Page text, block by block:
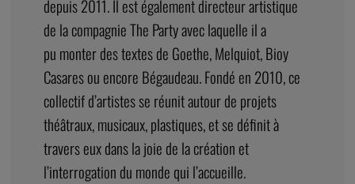
depuis 2011. Il est également directeur artistique
de la compagnie The Party avec laquelle il a
pu monter des textes de Goethe, Melquiot, Bioy
Casares ou encore Bégaudeau. Fondé en 2010, ce
collectif d’artistes se réunit autour de projets
théâtraux, musicaux, plastiques, et se définit à
travers eux dans la joie de la création et
l’interrogation du monde qui l’accueille.